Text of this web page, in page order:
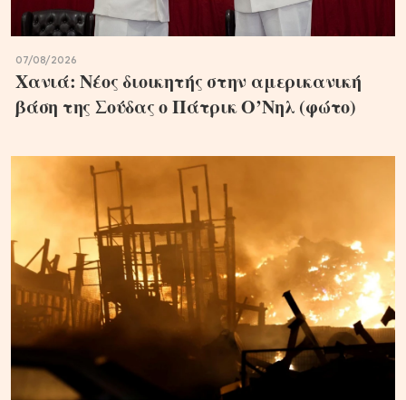
07/08/2026
Χανιά: Νέος διοικητής στην αμερικανική
βάση της Σούδας ο Πάτρικ Ο’Νηλ (φώτο)